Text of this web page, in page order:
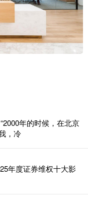
年的时候，在北京
，冷
年度证券维权十大影